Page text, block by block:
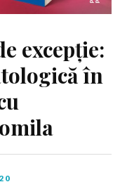
excepție:
în